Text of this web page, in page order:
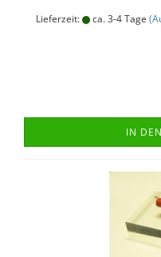
Lieferzeit: ca. 3-4 Tage
IN